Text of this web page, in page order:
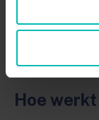
techniek-
daarom
Hoe